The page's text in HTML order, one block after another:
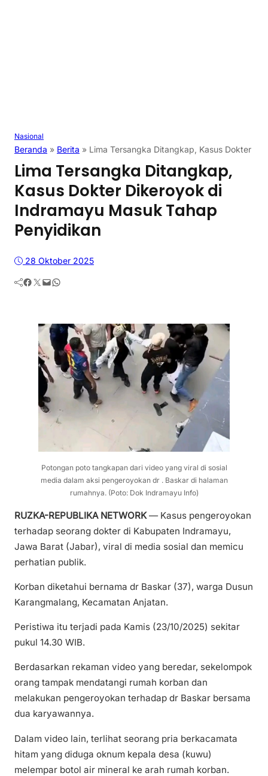
Nasional
Beranda » Berita » Lima Tersangka Ditangkap, Kasus Dokter
Lima Tersangka Ditangkap,
Kasus Dokter Dikeroyok di
Indramayu Masuk Tahap
Penyidikan
28 Oktober 2025
Facebook Twitter Mail WhatsApp
Potongan poto tangkapan dari video yang viral di sosial
media dalam aksi pengeroyokan dr . Baskar di halaman
rumahnya. (Poto: Dok Indramayu Info)
RUZKA-REPUBLIKA NETWORK— Kasus pengeroyokan
terhadap seorang dokter di Kabupaten Indramayu,
Jawa Barat (Jabar), viral di media sosial dan memicu
perhatian publik.
Korban diketahui bernama dr Baskar (37), warga Dusun
Karangmalang, Kecamatan Anjatan.
Peristiwa itu terjadi pada Kamis (23/10/2025) sekitar
pukul 14.30 WIB.
Berdasarkan rekaman video yang beredar, sekelompok
orang tampak mendatangi rumah korban dan
melakukan pengeroyokan terhadap dr Baskar bersama
dua karyawannya.
Dalam video lain, terlihat seorang pria berkacamata
hitam yang diduga oknum kepala desa (kuwu)
melempar botol air mineral ke arah rumah korban.